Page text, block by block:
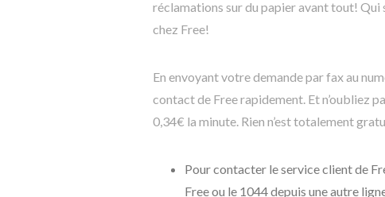
réclamations sur du papier avant tout!
chez Free!
En envoyant votre demande par fax au
contact de Free rapidement. Et n’oubliez
0,34€ la minute. Rien n’est totalement
Pour contacter le service client de
Free ou le 1044 depuis une autre